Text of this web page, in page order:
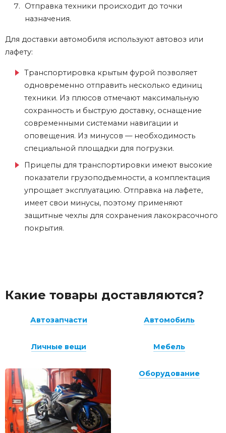
Отправка техники происходит до точки
назначения.
Для доставки автомобиля используют автовоз или
лафету:
Транспортировка крытым фурой позволяет
одновременно отправить несколько единиц
техники. Из плюсов отмечают максимальную
сохранность и быструю доставку, оснащение
современными системами навигации и
оповещения. Из минусов — необходимость
специальной площадки для погрузки.
Прицепы для транспортировки имеют высокие
показатели грузоподъемности, а комплектация
упрощает эксплуатацию. Отправка на лафете,
имеет свои минусы, поэтому применяют
защитные чехлы для сохранения лакокрасочного
покрытия.
Какие товары доставляются?
Автозапчасти Автомобиль
Личные вещи Мебель
Оборудование